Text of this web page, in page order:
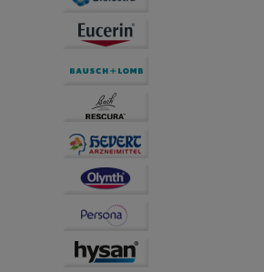
Hierüber lassen sich
die Art und Weise der Nutzung
mit deren Hilfe wir unsere
aber auch die Werbung auf
relevant für Sie zu gestalten.
dass Daten hierfür teilweise an
oder soziale Medien